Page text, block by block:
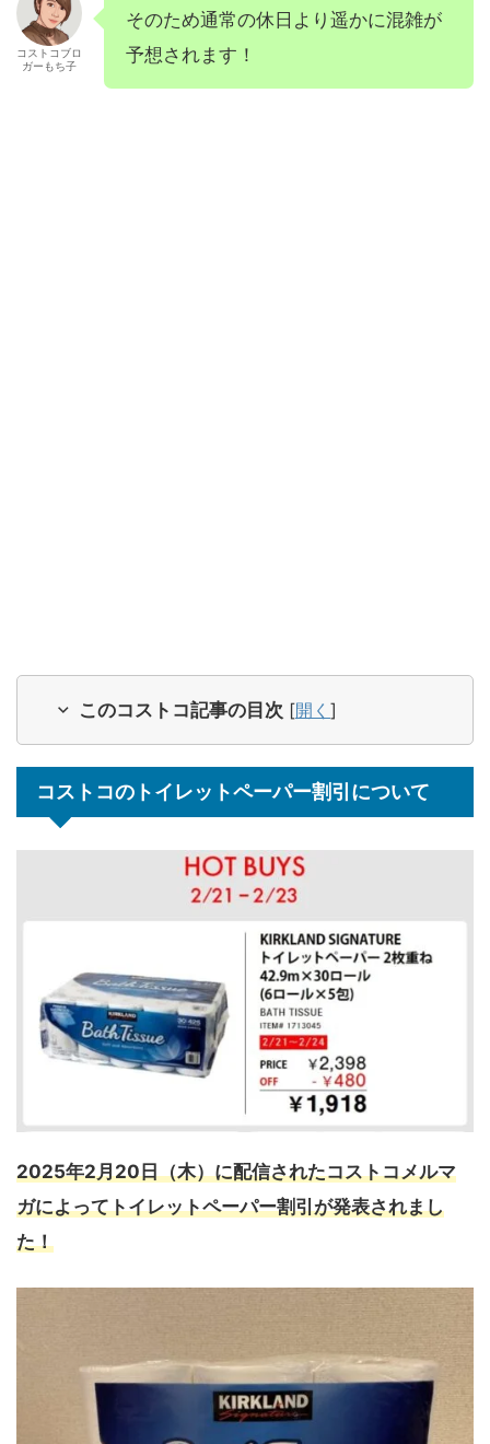
コストコブロ
ガーもち子
そのため通常の休日より遥かに混雑が
予想されます！
このコストコ記事の目次 [開く ]
コストコのトイレットペーパー割引について
2025年2月20日（木）に配信されたコストコメルマ
ガによってトイレットペーパー割引が発表されまし
た！